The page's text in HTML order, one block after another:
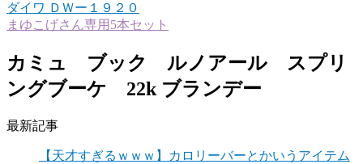
ダイワ ＤＷー１９２０
まゆこげさん専用5本セット
カミュ ブック ルノアール スプリ
ングブーケ 22k ブランデー
最新記事
【天才すぎるｗｗｗ】カロリーバーとかいうアイテム